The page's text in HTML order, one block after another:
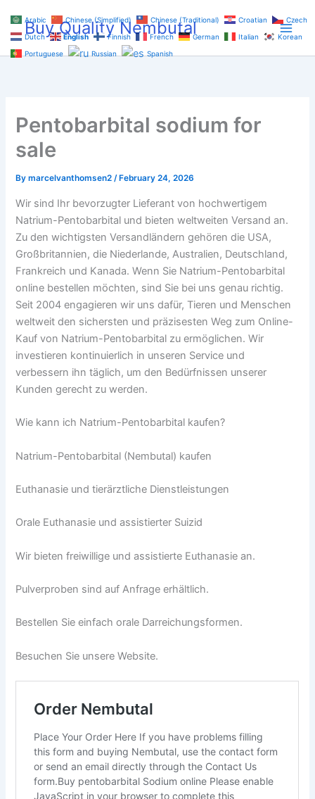
content
Buy Quality Nembutal
Pentobarbital sodium for
sale
Bymarcelvanthomsen2/ February 24, 2026
Wir sind Ihr bevorzugter Lieferant von hochwertigem
Natrium-Pentobarbital und bieten weltweiten Versand an.
Zu den wichtigsten Versandländern gehören die USA,
Großbritannien, die Niederlande, Australien, Deutschland,
Frankreich und Kanada. Wenn Sie Natrium-Pentobarbital
online bestellen möchten, sind Sie bei uns genau richtig.
Seit 2004 engagieren wir uns dafür, Tieren und Menschen
weltweit den sichersten und präzisesten Weg zum Online-
Kauf von Natrium-Pentobarbital zu ermöglichen. Wir
investieren kontinuierlich in unseren Service und
verbessern ihn täglich, um den Bedürfnissen unserer
Kunden gerecht zu werden.
Wie kann ich Natrium-Pentobarbital kaufen?
Natrium-Pentobarbital (Nembutal) kaufen
Euthanasie und tierärztliche Dienstleistungen
Orale Euthanasie und assistierter Suizid
Wir bieten freiwillige und assistierte Euthanasie an.
Pulverproben sind auf Anfrage erhältlich.
Bestellen Sie einfach orale Darreichungsformen.
Besuchen Sie unsere Website.
Arabic Chinese (Simplified) Chinese (Traditional) Croatian
Czech
Dutch
English Finnish French German Italian
Korean
Portuguese
Russian Spanish